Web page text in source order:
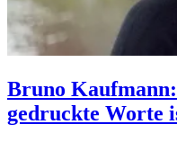
Bruno
gedruckte Worte